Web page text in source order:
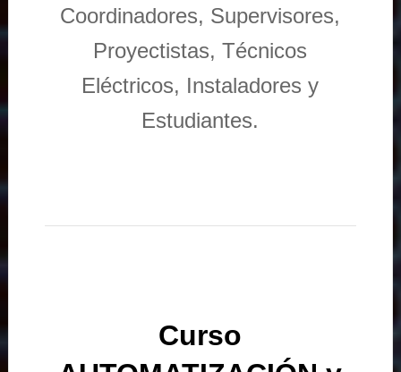
Coordinadores, Supervisores,
Proyectistas, Técnicos
Eléctricos, Instaladores y
Estudiantes.
Curso